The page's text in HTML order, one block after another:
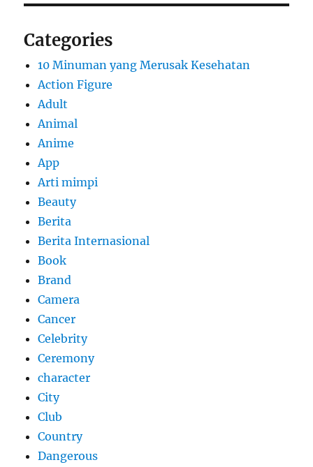
Categories
10 Minuman yang Merusak Kesehatan
Action Figure
Adult
Animal
Anime
App
Arti mimpi
Beauty
Berita
Berita Internasional
Book
Brand
Camera
Cancer
Celebrity
Ceremony
character
City
Club
Country
Dangerous